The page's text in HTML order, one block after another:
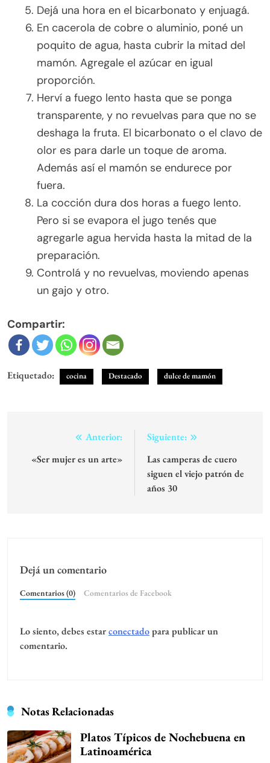
Dejá una hora en el bicarbonato y enjuagá.
En cacerola de cobre o aluminio, poné un
poquito de agua, hasta cubrir la mitad del
mamón. Agregale el azúcar en igual
proporción.
Herví a fuego lento hasta que se ponga
transparente, y no revuelvas para que no se
deshaga la fruta. El bicarbonato o el clavo de
olor es para darle un toque de aroma.
Además así el mamón se endurece por
fuera.
La cocción dura dos horas a fuego lento.
Pero si se evapora el jugo tenés que
agregarle agua hervida hasta la mitad de la
preparación.
Controlá y no revuelvas, moviendo apenas
un gajo y otro.
Compartir:
Etiquetado: cocina Destacado dulce de mamón
Navegación
de
Anterior:
«Ser mujer es un arte»
Siguiente:
Las camperas de cuero
siguen el viejo patrón de
años 30
Dejá un comentario
Comentarios (0) Comentarios de Facebook
Lo siento, debes estarconectadopara publicar un
comentario.
Notas Relacionadas
Platos Típicos de Nochebuena en
Latinoamérica